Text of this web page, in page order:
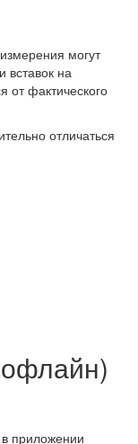
могут
вставок на
от фактического
отличаться
приложении